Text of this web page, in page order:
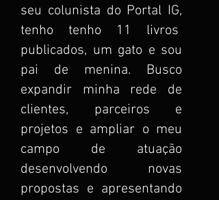
seu colunista do Portal IG,
tenho tenho 11 livros
publicados, um gato e sou
pai de menina. Busco
expandir minha rede de
clientes, parceiros e
projetos e ampliar o meu
campo de atuação
desenvolvendo novas
propostas e apresentando